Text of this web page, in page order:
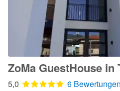
ZoMa GuestHouse in
5,0
6 Bewertungen